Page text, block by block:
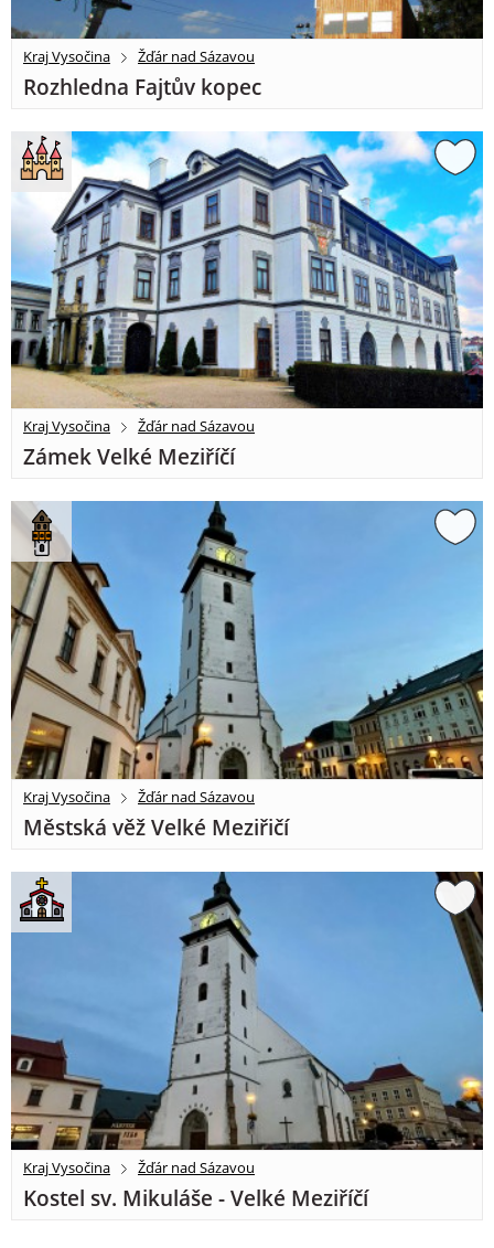
Kraj Vysočina Žďár nad Sázavou
Rozhledna Fajtův kopec
Kraj Vysočina Žďár nad Sázavou
Zámek Velké Meziříčí
Kraj Vysočina Žďár nad Sázavou
Městská věž Velké Meziřičí
Kraj Vysočina Žďár nad Sázavou
Kostel sv. Mikuláše - Velké Meziříčí